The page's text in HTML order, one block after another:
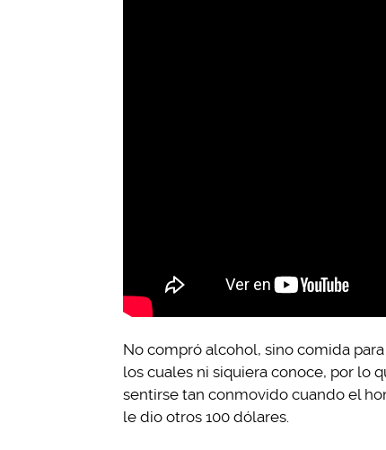
No compró alcohol, sino comida
los cuales ni siquiera conoce, por lo
sentirse tan conmovido cuando el
le dio otros 100 dólares.